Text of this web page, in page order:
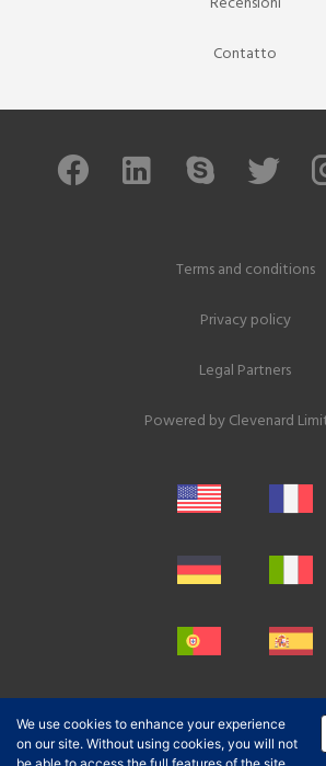
Contatto
Terms and conditions
Privacy policy
Legal Partners
Powered byClevenard
We use cookies to enhance your experience
on our site. Without using cookies, you will not